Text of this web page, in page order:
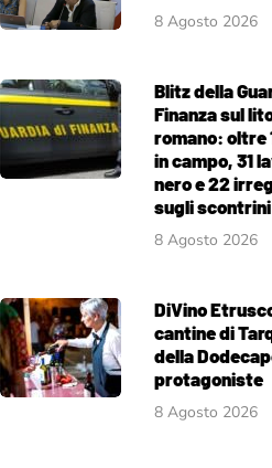
8 Agosto 2026
Blitz della
Finanza sul
romano: oltre
in campo, 31
nero e 22
sugli scontrini
8 Agosto 2026
DiVino
cantine di
della
protagoniste
8 Agosto 2026